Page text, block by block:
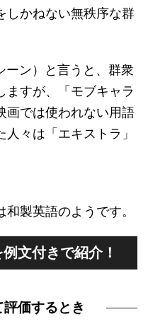
しかねない無秩序な群
ーン）と言うと、群衆
ますが、「モブキャラ
画では使われない用語
々は「エキストラ」
製英語のようです。
文付きで紹介！
価するとき